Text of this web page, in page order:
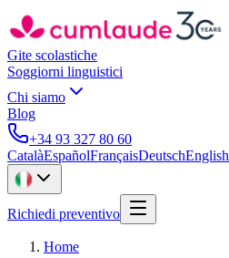
Gite scolastiche
Soggiorni linguistici
Chi siamo
Blog
+34 93 327 80 60
CatalàEspañolFrançaisDeutschEnglish
Richiedi preventivo
Home